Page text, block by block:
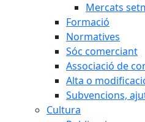
Mercats
Formació
Normatives
Sóc comerciant
Associació de
Alta o
Subvencions,
Cultura